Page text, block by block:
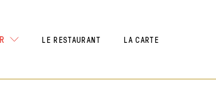
LE RESTAURANT LA CARTE